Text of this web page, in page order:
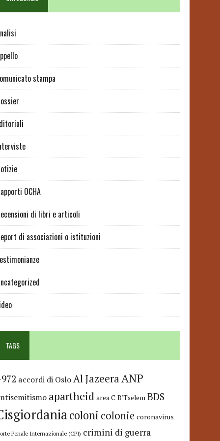
stampa
OCHA
di libri e articoli
di associazioni o istituzioni
TAGS
accordi di OsloAl JazeeraANP
apartheid area C B'Tselem BDS
coloni colonie coronavirus
Penale Internazionale (CPI) crimini di guerra